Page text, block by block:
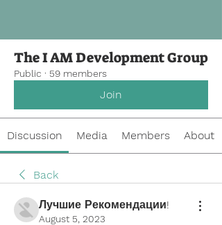
The I AM Development Group
Public · 59 members
Join
Discussion Media Members About
Back
Лучшие Рекомендации!
August 5, 2023